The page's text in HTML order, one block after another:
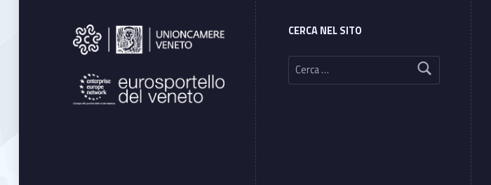
CERCA NEL SITO
Ricerca per: